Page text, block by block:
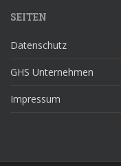
SEITEN
Datenschutz
GHS Unternehmen
Impressum